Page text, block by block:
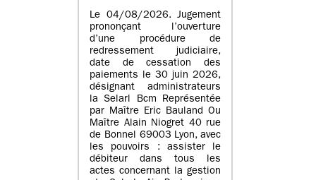
Le 04/08/2026. Jugement
prononçant l’ouverture
d’une procédure de
redressement judiciaire,
date de cessation des
paiements le 30 juin 2026,
désignant administrateurs
la Selarl Bcm Représentée
par Maître Eric Bauland Ou
Maître Alain Niogret 40 rue
de Bonnel 69003 Lyon, avec
les pouvoirs : assister le
débiteur dans tous les
actes concernant la gestion